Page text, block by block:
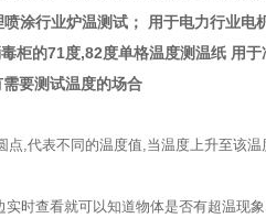
涂行业炉温测试； 用于电力行业电
柜的71度,82度单格温度测温纸 用于
要测试温度的场合
,代表不同的温度值,当温度上升至该
时查看就可以知道物体是否有超温现